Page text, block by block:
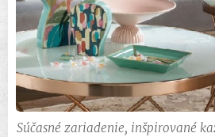
Súčasné zariadenie, inšpirované